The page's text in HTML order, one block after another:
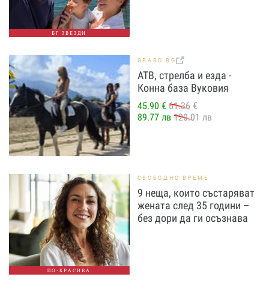
БГ ЗВЕЗДИ
GRABO.BG
АТВ, стрелба и езда -
Конна база Вуковия
45.90 € 61.36 €
89.77 лв 120.01 лв
ПО-КРАСИВА
СВОБОДНО ВРЕМЕ
9 неща, които състаряват
жената след 35 години –
без дори да ги осъзнава